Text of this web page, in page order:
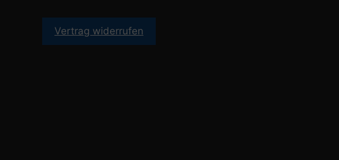
Vertrag widerrufen